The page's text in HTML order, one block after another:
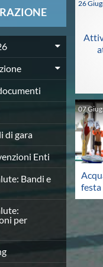
Mei
2026
di gara
Enti
Bandi e
per
26
07